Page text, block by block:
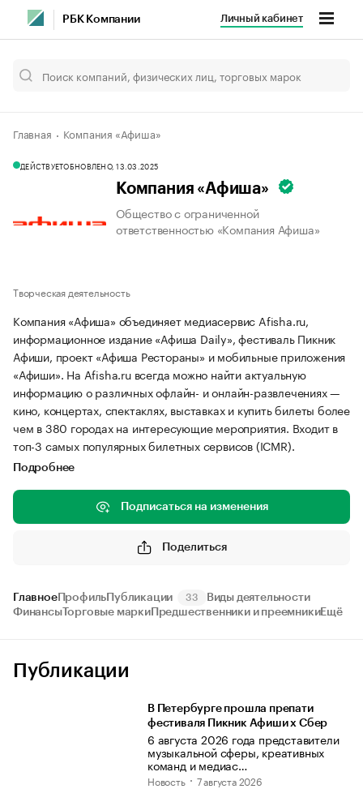
РБК Компании Личный кабинет
Главная Компания «Афиша»
ДЕЙСТВУЕТОБНОВЛЕНО, 13.03.2025
Компания «Афиша»
Общество с ограниченной
ответственностью «Компания Афиша»
Творческая деятельность
Компания «Афиша» объединяет медиасервис Afisha.ru,
информационное издание «Афиша Daily», фестиваль Пикник
Афиши, проект «Афиша Рестораны» и мобильные приложения
«Афиши». На Afisha.ru всегда можно найти актуальную
информацию о различных офлайн- и онлайн-развлечениях —
кино, концертах, спектаклях, выставках и купить билеты более
чем в 380 городах на интересующие мероприятия. Входит в
топ-3 самых популярных билетных сервисов (ICMR).
Подробнее
Подписаться на изменения
Поделиться
ГлавноеПрофиль Публикации 33
Виды деятельности
ФинансыТорговые маркиПредшественники и преемникиЕщё
Публикации
В Петербурге прошла препати
фестиваля Пикник Афиши х Сбер
6 августа 2026 года представители
музыкальной сферы, креативных
команд и медиас…
Новость 7 августа 2026